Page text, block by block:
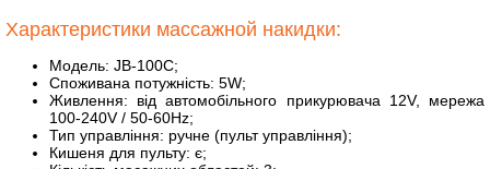
Характеристики массажной накидки:
Модель: JB-100C;
Споживана потужність: 5W;
Живлення: від автомобільного прикурювача 12V, мережа
100-240V / 50-60Hz;
Тип управління: ручне (пульт управління);
Кишеня для пульту: є;